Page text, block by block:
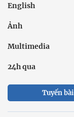
English
Ảnh
Multimedia
24h qua
Tuyến bài